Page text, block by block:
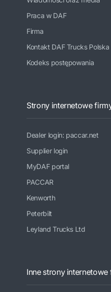
Praca w DAF
Firma
Kontakt DAF Trucks Polska
Kodeks postępowania
Strony internetowe
Dealer login: paccar.net
Supplier login
MyDAF portal
PACCAR
Kenworth
Peterbilt
Leyland Trucks Ltd
Inne strony internetowe